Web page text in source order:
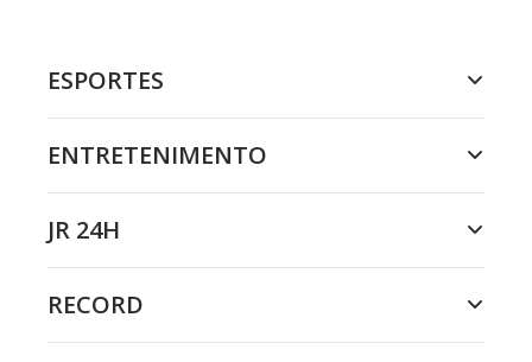
ESPORTES
ENTRETENIMENTO
JR 24H
RECORD